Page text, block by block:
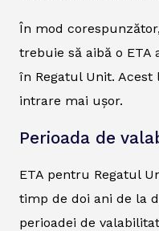
În mod
trebuie să aibă o
în Regatul Unit.
intrare mai ușor.
Perioada de
ETA pentru Regatul
timp de doi ani de la
perioadei de